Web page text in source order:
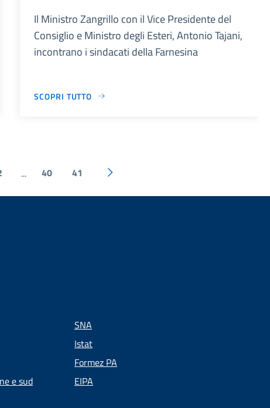
Il Ministro Zangrillo con il Vice Presidente del
Consiglio e Ministro degli Esteri, Antonio Tajani,
incontrano i sindacati della Farnesina
SCOPRI TUTTO
... 40 41
e sud
SNA
Istat
Formez PA
EIPA